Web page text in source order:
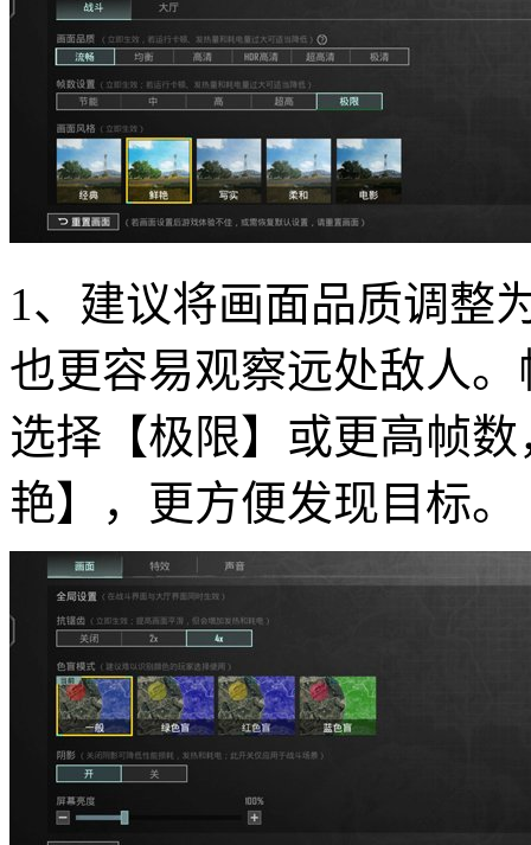
1、建议将画面品质调整
也更容易观察远处敌人
选择【极限】或更高帧
艳】，更方便发现目标。